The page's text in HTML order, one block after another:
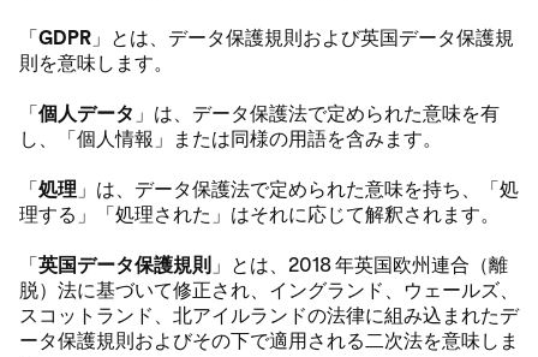
「GDPR 」とは、データ保護規則および英国データ保護規
則を意味します。
「個人データ 」は、データ保護法で定められた意味を有
し、「個人情報」または同様の用語を含みます。
「処理 」は、データ保護法で定められた意味を持ち、「処
理する」「処理された」はそれに応じて解釈されます。
「英国データ保護規則 」とは、2018 年英国欧州連合（離
脱）法に基づいて修正され、イングランド、ウェールズ、
スコットランド、北アイルランドの法律に組み込まれたデ
ータ保護規則およびその下で適用される二次法を意味しま